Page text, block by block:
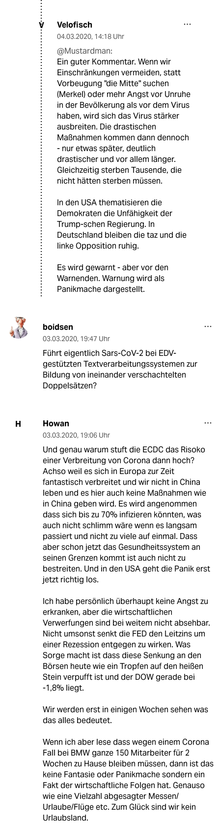
V Velofisch
04.03.2020, 14:18 Uhr
@Mustardman:
Ein guter Kommentar. Wenn wir
Einschränkungen vermeiden, statt
Vorbeugung "die Mitte" suchen
(Merkel) oder mehr Angst vor Unruhe
in der Bevölkerung als vor dem Virus
haben, wird sich das Virus stärker
ausbreiten. Die drastischen
Maßnahmen kommen dann dennoch
- nur etwas später, deutlich
drastischer und vor allem länger.
Gleichzeitig sterben Tausende, die
nicht hätten sterben müssen.
In den USA thematisieren die
Demokraten die Unfähigkeit der
Trump-schen Regierung. In
Deutschland bleiben die taz und die
linke Opposition ruhig.
Es wird gewarnt - aber vor den
Warnenden. Warnung wird als
Panikmache dargestellt.
boidsen
03.03.2020, 19:47 Uhr
Führt eigentlich Sars-CoV-2 bei EDV-
gestützten Textverarbeitungssystemen zur
Bildung von ineinander verschachtelten
Doppelsätzen?
H Howan
03.03.2020, 19:06 Uhr
Und genau warum stuft die ECDC das Risoko
einer Verbreitung von Corona dann hoch?
Achso weil es sich in Europa zur Zeit
fantastisch verbreitet und wir nicht in China
leben und es hier auch keine Maßnahmen wie
in China geben wird. Es wird angenommen
dass sich bis zu 70% infizieren könnten, was
auch nicht schlimm wäre wenn es langsam
passiert und nicht zu viele auf einmal. Dass
aber schon jetzt das Gesundheitssystem an
seinen Grenzen kommt ist auch nicht zu
bestreiten. Und in den USA geht die Panik erst
jetzt richtig los.
Ich habe persönlich überhaupt keine Angst zu
erkranken, aber die wirtschaftlichen
Verwerfungen sind bei weitem nicht absehbar.
Nicht umsonst senkt die FED den Leitzins um
einer Rezession entgegen zu wirken. Was
Sorge macht ist dass diese Senkung an den
Börsen heute wie ein Tropfen auf den heißen
Stein verpufft ist und der DOW gerade bei
-1,8% liegt.
Wir werden erst in einigen Wochen sehen was
das alles bedeutet.
Wenn ich aber lese dass wegen einem Corona
Fall bei BMW ganze 150 Mitarbeiter für 2
Wochen zu Hause bleiben müssen, dann ist das
keine Fantasie oder Panikmache sondern ein
Fakt der wirtschaftliche Folgen hat. Genauso
wie eine Vielzahl abgesagter Messen/
Urlaube/Flüge etc. Zum Glück sind wir kein
Urlaubsland.